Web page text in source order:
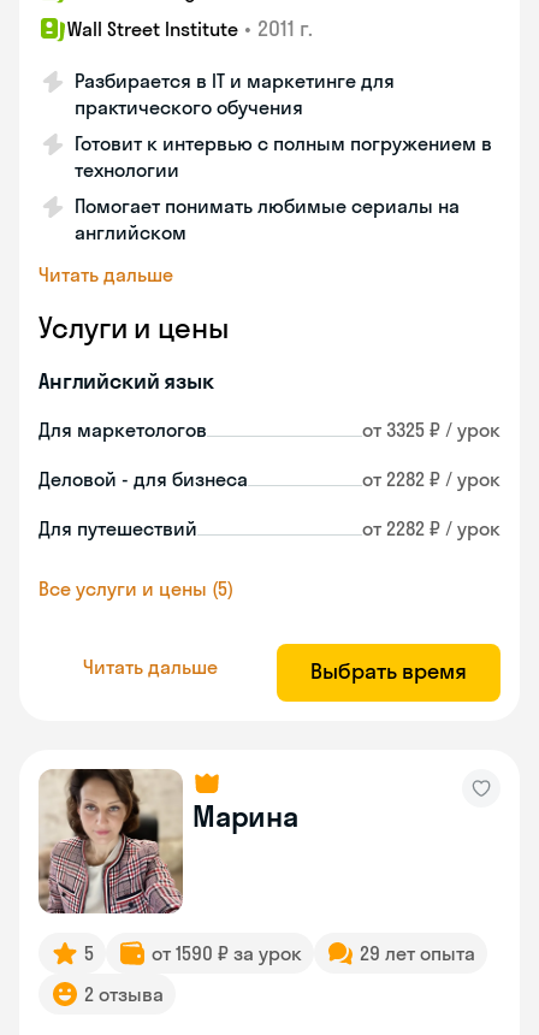
Wall Street Institute • 2011 г.
Разбирается в IT и маркетинге для
практического обучения
Готовит к интервью с полным погружением в
технологии
Помогает понимать любимые сериалы на
английском
Читать дальше
Услуги и цены
Английский язык
Для маркетологов от 3325 ₽ / урок
Деловой - для бизнеса от 2282 ₽ / урок
Для путешествий от 2282 ₽ / урок
Все услуги и цены (5)
Читать дальше Выбрать время
Марина
5 от 1590 ₽ за урок
29 лет опыта
2 отзыва